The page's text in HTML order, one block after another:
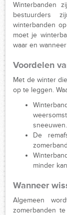
Winterbanden
bestuurders
winterbanden
moet je
waar en
Voordelen
Met de winter
op te leggen.
De
minder
Wanneer
Algemeen
zomerbanden